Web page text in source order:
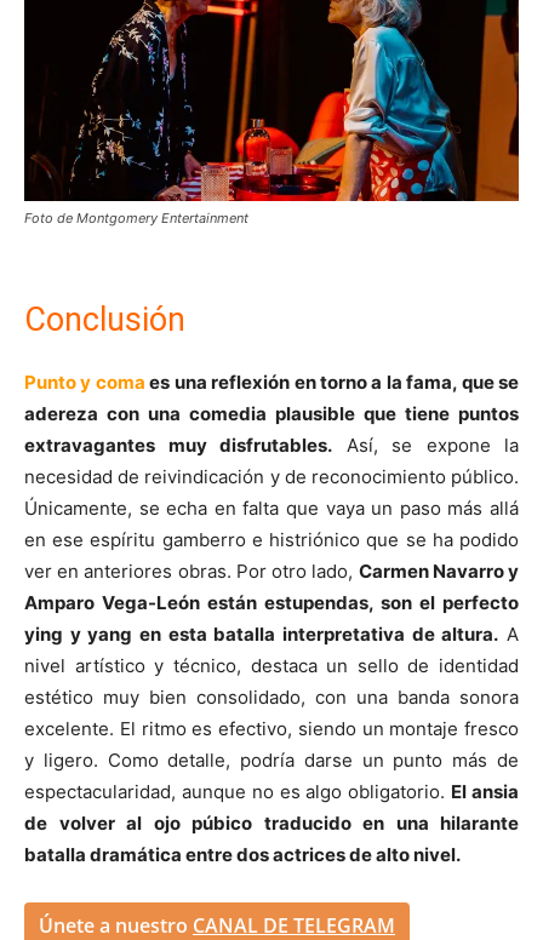
Foto de Montgomery Entertainment
Conclusión
Punto y coma es una reflexión en torno a la fama, que se
adereza con una comedia plausible que tiene puntos
extravagantes muy disfrutables. Así, se expone la
necesidad de reivindicación y de reconocimiento público.
Únicamente, se echa en falta que vaya un paso más allá
en ese espíritu gamberro e histriónico que se ha podido
ver en anteriores obras. Por otro lado, Carmen Navarro y
Amparo Vega-León están estupendas, son el perfecto
ying y yang en esta batalla interpretativa de altura. A
nivel artístico y técnico, destaca un sello de identidad
estético muy bien consolidado, con una banda sonora
excelente. El ritmo es efectivo, siendo un montaje fresco
y ligero. Como detalle, podría darse un punto más de
espectacularidad, aunque no es algo obligatorio. El ansia
de volver al ojo púbico traducido en una hilarante
batalla dramática entre dos actrices de alto nivel.
Únete a nuestro CANAL DE TELEGRAM